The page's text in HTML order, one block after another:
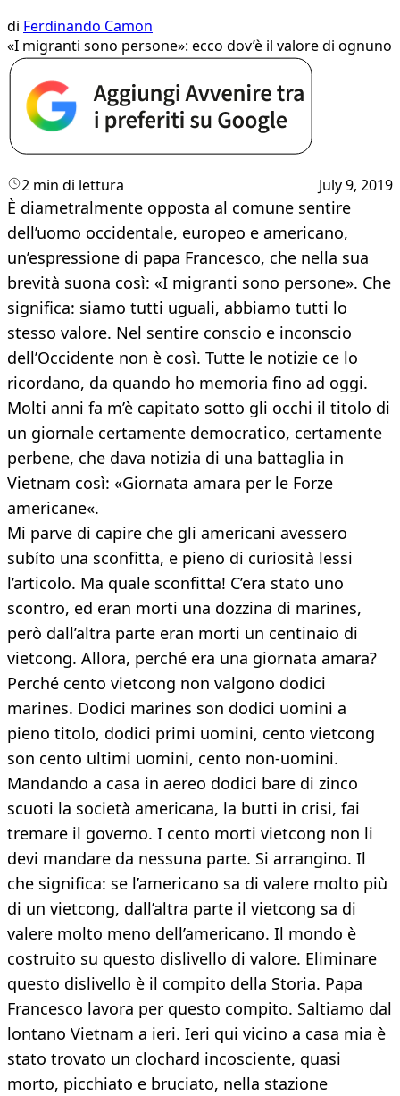
di Ferdinando Camon
«I migranti sono persone»: ecco dov’è il valore di ognuno
2 min di lettura July 9, 2019
È diametralmente opposta al comune sentire
dell’uomo occidentale, europeo e americano,
un’espressione di papa Francesco, che nella sua
brevità suona così: «I migranti sono persone». Che
significa: siamo tutti uguali, abbiamo tutti lo
stesso valore. Nel sentire conscio e inconscio
dell’Occidente non è così. Tutte le notizie ce lo
ricordano, da quando ho memoria fino ad oggi.
Molti anni fa m’è capitato sotto gli occhi il titolo di
un giornale certamente democratico, certamente
perbene, che dava notizia di una battaglia in
Vietnam così: «Giornata amara per le Forze
americane«.
Mi parve di capire che gli americani avessero
subíto una sconfitta, e pieno di curiosità lessi
l’articolo. Ma quale sconfitta! C’era stato uno
scontro, ed eran morti una dozzina di marines,
però dall’altra parte eran morti un centinaio di
vietcong. Allora, perché era una giornata amara?
Perché cento vietcong non valgono dodici
marines. Dodici marines son dodici uomini a
pieno titolo, dodici primi uomini, cento vietcong
son cento ultimi uomini, cento non-uomini.
Mandando a casa in aereo dodici bare di zinco
scuoti la società americana, la butti in crisi, fai
tremare il governo. I cento morti vietcong non li
devi mandare da nessuna parte. Si arrangino. Il
che significa: se l’americano sa di valere molto più
di un vietcong, dall’altra parte il vietcong sa di
valere molto meno dell’americano. Il mondo è
costruito su questo dislivello di valore. Eliminare
questo dislivello è il compito della Storia. Papa
Francesco lavora per questo compito. Saltiamo dal
lontano Vietnam a ieri. Ieri qui vicino a casa mia è
stato trovato un clochard incosciente, quasi
morto, picchiato e bruciato, nella stazione